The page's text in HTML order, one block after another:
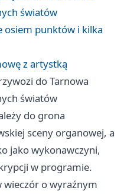
światów
punktów i kilka
z artystką
do Tarnowa
światów
do grona
sceny organowej, a
jako wykonawczyni,
w programie.
wieczór o wyraźnym